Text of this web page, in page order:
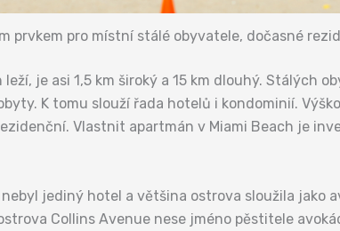
prvkem pro místní stálé obyvatele, dočasné
leží, je asi 1,5 km široký a 15 km dlouhý. Stálých
K tomu slouží řada hotelů i kondominií.
Vlastnit apartmán v Miami Beach je
jediný hotel a většina ostrova sloužila jako
Collins Avenue nese jméno pěstitele